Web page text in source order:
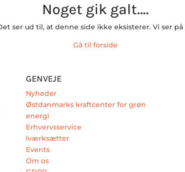
Noget gik galt….
ser ud til, at denne side ikke eksisterer. Vi ser på
Gå til forside
GENVEJE
Nyheder
Østdanmarks kraftcenter for grøn
energi
Erhvervsservice
Iværksætter
Events
Om os